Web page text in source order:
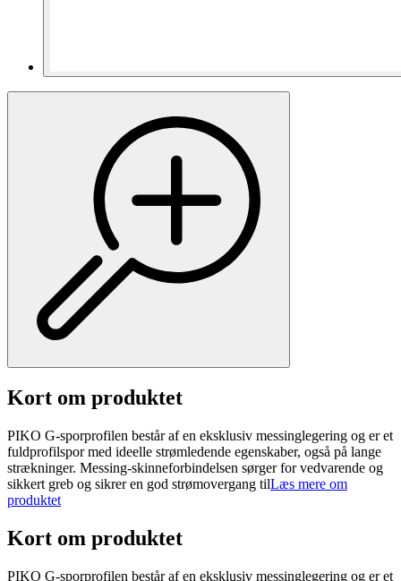
Kort om produktet
PIKO G-sporprofilen består af en eksklusiv messinglegering og er et
fuldprofilspor med ideelle strømledende egenskaber, også på lange
strækninger. Messing-skinneforbindelsen sørger for vedvarende og
sikkert greb og sikrer en god strømovergang tilLæs mere om
produktet
Kort om produktet
PIKO G-sporprofilen består af en eksklusiv messinglegering og er et